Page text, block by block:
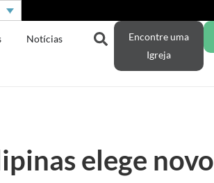
Notícias
Encontre uma
Igreja
elege novo